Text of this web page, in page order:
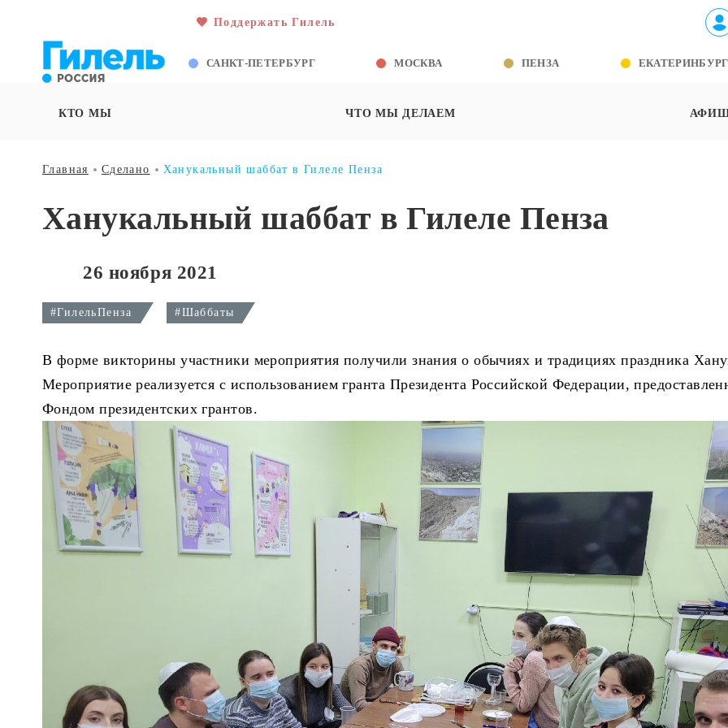
Поддержать Гилель
САНКТ-ПЕТЕРБУРГ МОСКВА ПЕНЗА ЕКАТЕРИНБУРГ
КТО МЫ ЧТО МЫ ДЕЛАЕМ
Главная Сделано Ханукальный шаббат в Гилеле Пенза
Ханукальный шаббат в Гилеле Пенза
26 ноября 2021
#ГилельПенза #Шаббаты
В форме викторины участники мероприятия получили знания о обычиях и традициях праздника
Мероприятие реализуется с использованием гранта Президента Российской Федерации,
Фондом президентских грантов.